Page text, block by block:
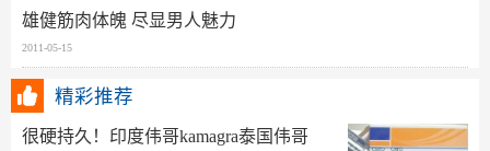
雄健筋肉体魄 尽显男人魅力
2011-05-15
精彩推荐
很硬持久！印度伟哥kamagra泰国伟哥